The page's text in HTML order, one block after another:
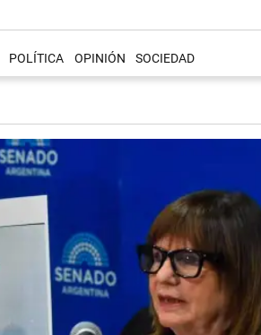
POLÍTICA OPINIÓN SOCIEDAD